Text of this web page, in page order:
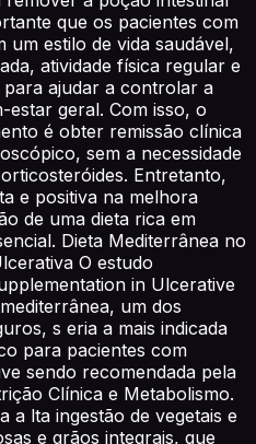
que os pacientes com
estilo de vida saudável,
atividade física regular e
ajudar a controlar a
geral. Com isso, o
é obter remissão clínica
sem a necessidade
Entretanto,
e positiva na melhora
de uma dieta rica em
Dieta Mediterrânea no
O estudo
in Ulcerative
um dos
s eria a mais indicada
para pacientes com
sendo recomendada pela
Clínica e Metabolismo.
a lta ingestão de vegetais e
e grãos integrais, que